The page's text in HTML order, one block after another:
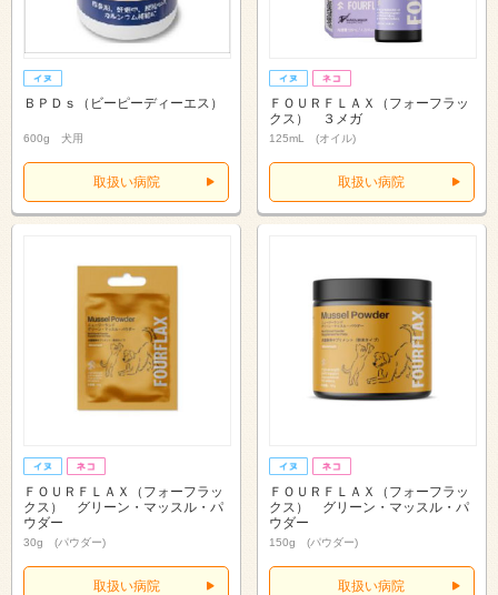
ＢＰＤｓ（ビーピーディーエス）
600g 犬用
取扱い病院
ＦＯＵＲＦＬＡＸ（フォーフラッ
クス） ３メガ
125mL (オイル)
取扱い病院
ＦＯＵＲＦＬＡＸ（フォーフラッ
クス） グリーン・マッスル・パ
ウダー
30g (パウダー)
取扱い病院
ＦＯＵＲＦＬＡＸ（フォーフラッ
クス） グリーン・マッスル・パ
ウダー
150g (パウダー)
取扱い病院